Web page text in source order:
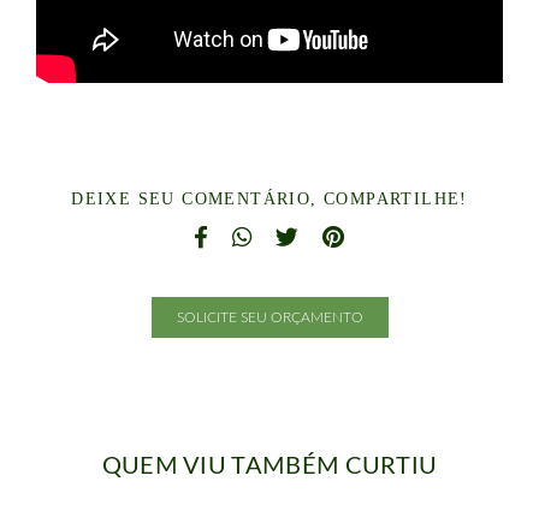
DEIXE SEU COMENTÁRIO, COMPARTILHE!
SOLICITE SEU ORÇAMENTO
QUEM VIU TAMBÉM CURTIU